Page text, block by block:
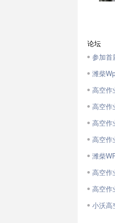
论坛
参加首
潍柴
高空作
高空作
高空作
高空作
潍柴
高空作
高空作
小沃高